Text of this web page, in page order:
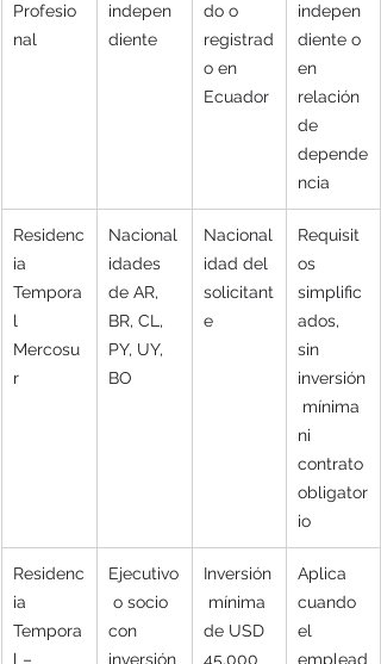
Profesio
nal
indepen
diente
do o
registrad
o en
Ecuador
indepen
diente o
en
relación
de
depende
ncia
Residenc
ia
Tempora
l
Mercosu
r
Nacional
idades
de AR,
BR, CL,
PY, UY,
BO
Nacional
idad del
solicitant
e
Requisit
os
simplific
ados,
sin
inversión
mínima
ni
contrato
obligator
io
Residenc
ia
Tempora
l –
Ejecutivo
o socio
con
inversión
Inversión
mínima
de USD
45.000
Aplica
cuando
el
emplead